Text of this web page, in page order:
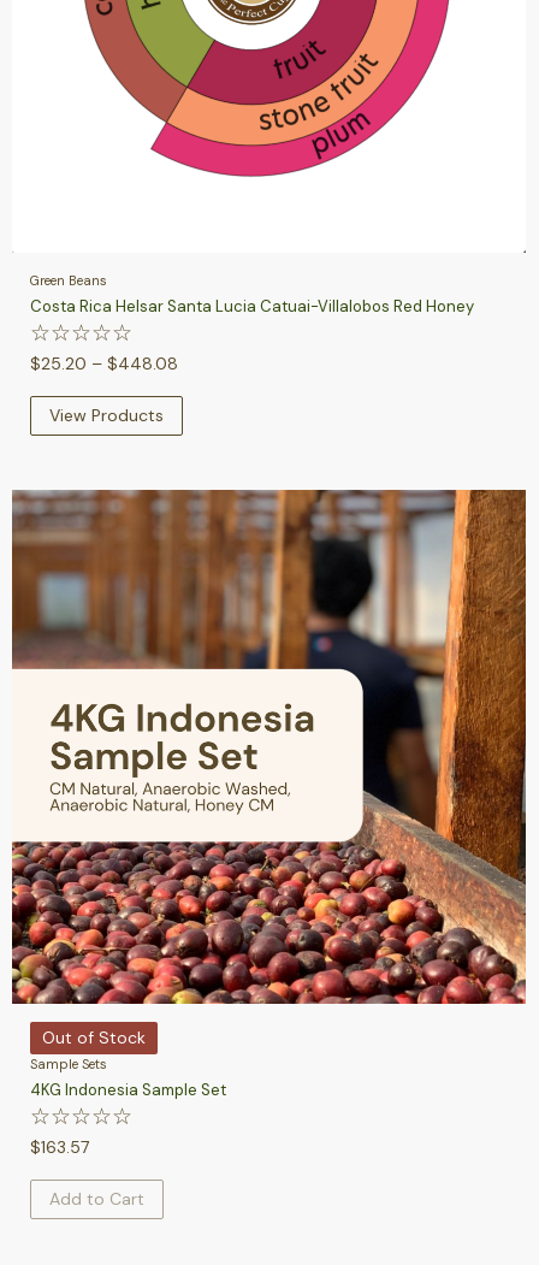
Green Beans
Costa Rica Helsar Santa Lucia Catuai-Villalobos Red Honey
☆☆☆☆☆
$25.20 – $448.08
View Products
Out of Stock
Sample Sets
4KG Indonesia Sample Set
☆☆☆☆☆
$163.57
Add to Cart